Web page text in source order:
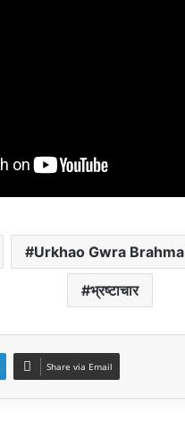
Urkhao Gwra Brahma
भ्रष्टाचार
Share via Email